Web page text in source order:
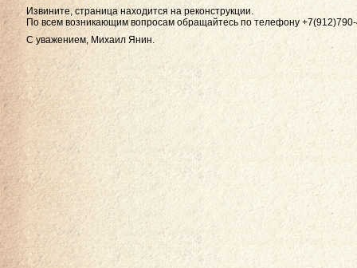
Извините, страница находится на реконструкции.
По всем возникающим вопросам обращайтесь по телефону
С уважением, Михаил Янин.